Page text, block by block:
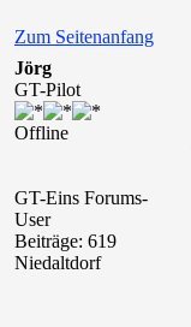
Zum Seitenanfang
Jörg
GT-Pilot
Offline
GT-Eins Forums-
User
Beiträge: 619
Niedaltdorf